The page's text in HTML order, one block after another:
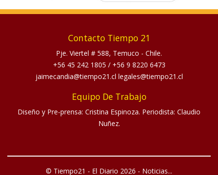
Contacto Tiempo 21
Pje. Viertel # 588, Temuco - Chile.
+56 45 242 1805 / +56 9 8220 6473
jaimecandia@tiempo21.cl legales@tiempo21.cl
Equipo De Trabajo
Diseño y Pre-prensa: Cristina Espinoza. Periodista: Claudio
Nuñez.
© Tiempo21 - El Diario 2026 - Noticias...